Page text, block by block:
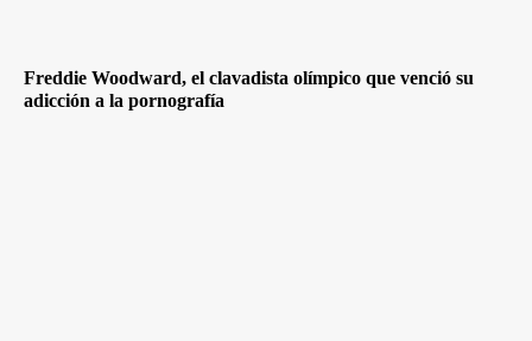
Freddie Woodward, el clavadista olímpico que venció su
adicción a la pornografía